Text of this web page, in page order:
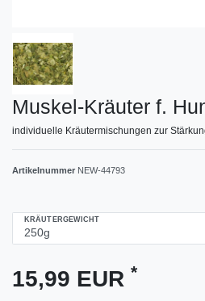
Muskel-Kräuter f.
individuelle Kräutermischungen zur
Artikelnummer NEW-44793
KRÄUTERGEWICHT
15,99 EUR *